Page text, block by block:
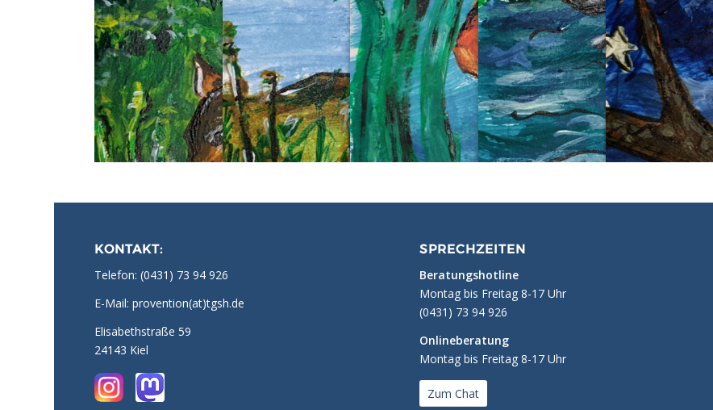
KONTAKT:
Telefon:(0431) 73 94 926
E-Mail: provention(at)tgsh.de
Elisabethstraße 59
24143 Kiel
SPRECHZEITEN
Beratungshotline
Montag bis Freitag 8-17 Uhr
(0431) 73 94 926
Onlineberatung
Montag bis Freitag 8-17 Uhr
Zum Chat